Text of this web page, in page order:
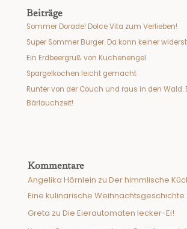
Beiträge
Sommer Dorade! Dolce Vita zum Verlieben!
Super Sommer Burger. Da kann keiner
Ein Erdbeergruß von Kuchenengel
Spargelkochen leicht gemacht
Runter von der Couch und raus in den Wald.
Bärlauchzeit!
Kommentare
Angelika Hörnlein zu Der himmlische
Eine kulinarische Weihnachtsgeschichte
Greta zu Die Eierautomaten lecker-Ei!